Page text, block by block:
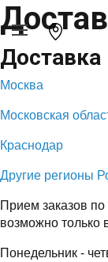
Доставка
Москва
Московская
Краснодар
Другие регионы
Прием заказов
возможно только
Понедельник -